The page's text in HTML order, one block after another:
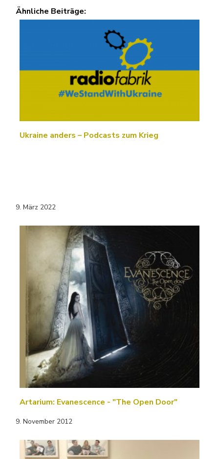
Ähnliche Beiträge:
Ukraine anders – Podcasts zum Krieg
9. März 2022
Artarium: Evanescence - "The Open Door"
9. November 2012